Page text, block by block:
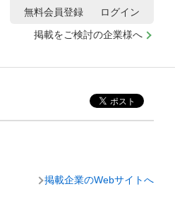
掲載をご検討の企業様へ
無料会員登録 ログイン
掲載企業のWebサイトへ